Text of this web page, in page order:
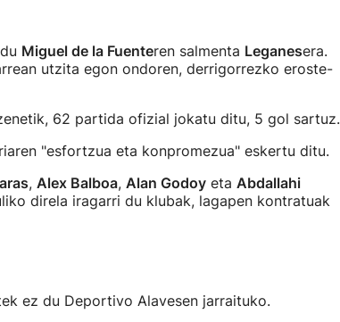
Miguel de la Fuenteren salmenta Leganesera.
utzita egon ondoren, derrigorrezko eroste-
62 partida ofizial jokatu ditu, 5 gol sartuz.
"esfortzua eta konpromezua" eskertu ditu.
, Alex Balboa, Alan Godoy eta Abdallahi
direla iragarri du klubak, lagapen kontratuak
ez du Deportivo Alavesen jarraituko.